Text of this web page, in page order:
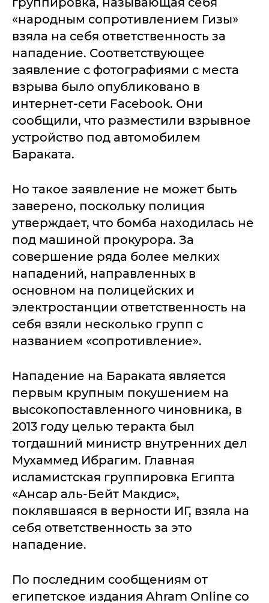
«народным сопротивлением Гизы»
взяла на себя ответственность за
нападение. Соответствующее
заявление с фотографиями с места
взрыва было опубликовано в
интернет-сети Facebook. Они
сообщили, что разместили взрывное
устройство под автомобилем
Бараката.
Но такое заявление не может быть
заверено, поскольку полиция
утверждает, что бомба находилась не
под машиной прокурора. За
совершение ряда более мелких
нападений, направленных в
основном на полицейских и
электростанции ответственность на
себя взяли несколько групп с
названием «сопротивление».
Нападение на Бараката является
первым крупным покушением на
высокопоставленного чиновника, в
2013 году целью теракта был
тогдашний министр внутренних дел
Мухаммед Ибрагим. Главная
исламистская группировка Египта
«Ансар аль-Бейт Макдис»,
поклявшаяся в верности ИГ, взяла на
себя ответственность за это
нападение.
По последним сообщениям от
египетское издания Ahram Online со